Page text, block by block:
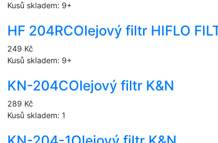
Kusů skladem: 9+
HF 204RCOlejový filtr HIFLO
249 Kč
Kusů skladem: 9+
KN-204COlejový filtr K&N
289 Kč
Kusů skladem: 1